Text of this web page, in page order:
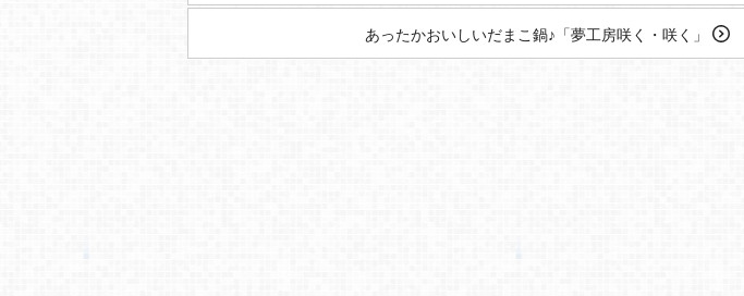
あったかおいしいだまこ鍋♪「夢工房咲く・咲く」